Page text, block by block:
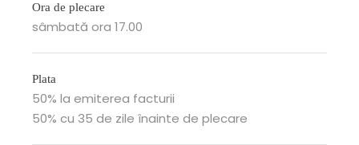
Ora de plecare
sâmbată ora 17.00
Plata
50% la emiterea facturii
50% cu 35 de zile înainte de plecare